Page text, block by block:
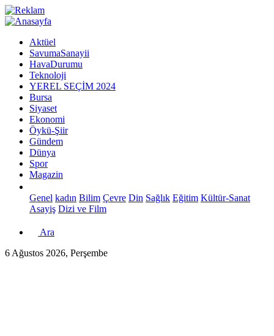
Aktüel
SavumaSanayii
HavaDurumu
Teknoloji
YEREL SEÇİM 2024
Bursa
Siyaset
Ekonomi
Öykü-Şiir
Gündem
Dünya
Spor
Magazin
Genel kadın Bilim Çevre Din Sağlık Eğitim Kültür-Sanat
Asayiş Dizi ve Film
Ara
6 Ağustos 2026, Perşembe